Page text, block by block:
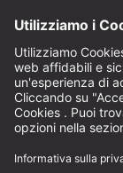
CGV
Protezione dei Dati
Impostazioni dei